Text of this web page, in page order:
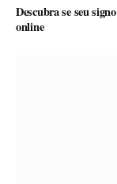
Descubra se seu
online